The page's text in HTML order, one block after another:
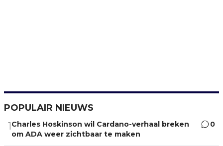
POPULAIR NIEUWS
1Charles Hoskinson wil Cardano-verhaal breken
om ADA weer zichtbaar te maken
0